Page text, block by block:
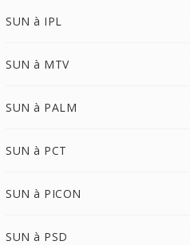
SUN à IPL
SUN à MTV
SUN à PALM
SUN à PCT
SUN à PICON
SUN à PSD